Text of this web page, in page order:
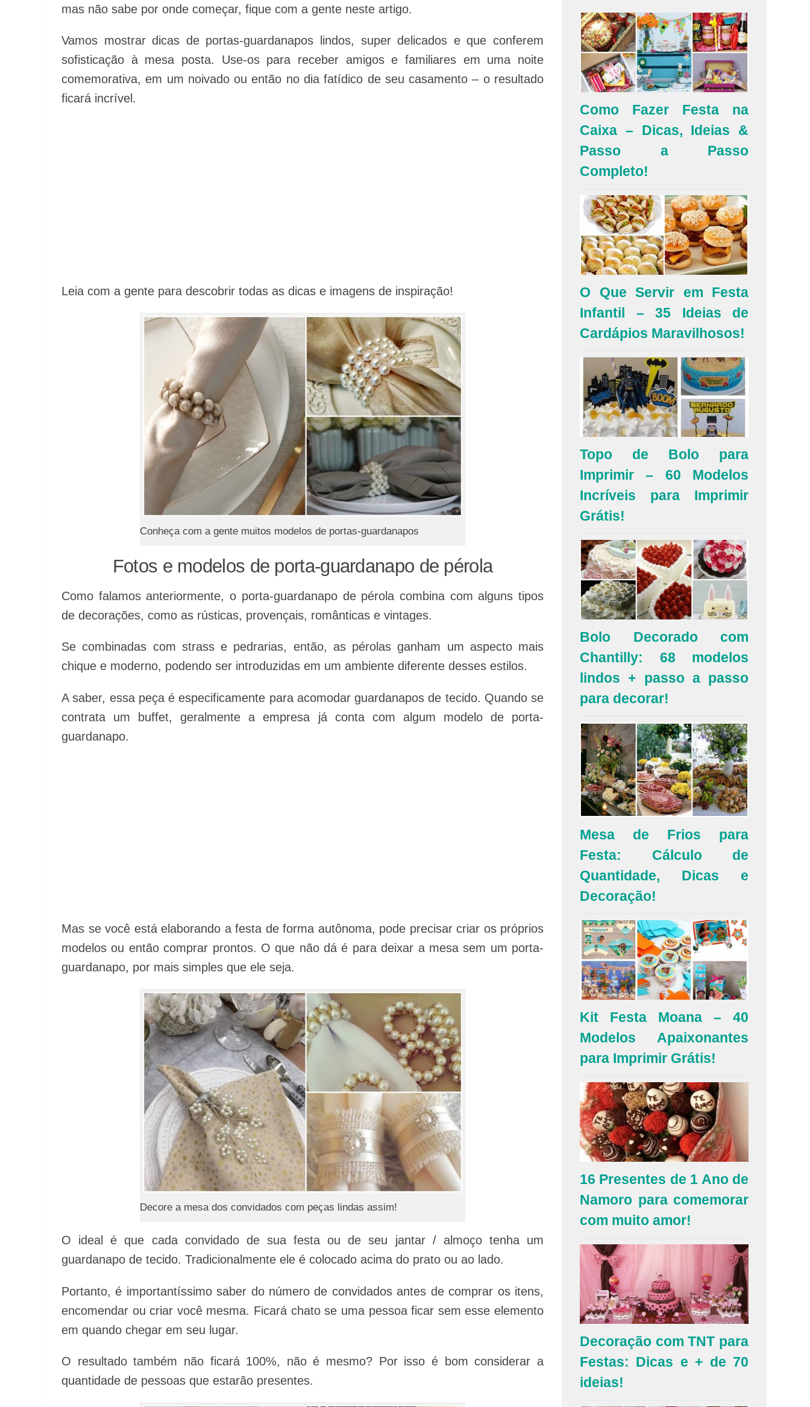
mas não sabe por onde começar, fique com a gente neste artigo.
Vamos mostrar dicas de portas-guardanapos lindos, super delicados e que conferem
sofisticação à mesa posta. Use-os para receber amigos e familiares em uma noite
comemorativa, em um noivado ou então no dia fatídico de seu casamento – o resultado
ficará incrível.
Leia com a gente para descobrir todas as dicas e imagens de inspiração!
Conheça com a gente muitos modelos de portas-guardanapos
Fotos e modelos de porta-guardanapo de pérola
Como falamos anteriormente, o porta-guardanapo de pérola combina com alguns tipos
de decorações, como as rústicas, provençais, românticas e vintages.
Se combinadas com strass e pedrarias, então, as pérolas ganham um aspecto mais
chique e moderno, podendo ser introduzidas em um ambiente diferente desses estilos.
A saber, essa peça é especificamente para acomodar guardanapos de tecido. Quando se
contrata um buffet, geralmente a empresa já conta com algum modelo de porta-
guardanapo.
Mas se você está elaborando a festa de forma autônoma, pode precisar criar os próprios
modelos ou então comprar prontos. O que não dá é para deixar a mesa sem um porta-
guardanapo, por mais simples que ele seja.
Decore a mesa dos convidados com peças lindas assim!
O ideal é que cada convidado de sua festa ou de seu jantar / almoço tenha um
guardanapo de tecido. Tradicionalmente ele é colocado acima do prato ou ao lado.
Portanto, é importantíssimo saber do número de convidados antes de comprar os itens,
encomendar ou criar você mesma. Ficará chato se uma pessoa ficar sem esse elemento
em quando chegar em seu lugar.
O resultado também não ficará 100%, não é mesmo? Por isso é bom considerar a
quantidade de pessoas que estarão presentes.
Como Fazer Festa na
Caixa – Dicas, Ideias &
Passo a Passo
Completo!
O Que Servir em Festa
Infantil – 35 Ideias de
Cardápios Maravilhosos!
Topo de Bolo para
Imprimir – 60 Modelos
Incríveis para Imprimir
Grátis!
Bolo Decorado com
Chantilly: 68 modelos
lindos + passo a passo
para decorar!
Mesa de Frios para
Festa: Cálculo de
Quantidade, Dicas e
Decoração!
Kit Festa Moana – 40
Modelos Apaixonantes
para Imprimir Grátis!
16 Presentes de 1 Ano de
Namoro para comemorar
com muito amor!
Decoração com TNT para
Festas: Dicas e + de 70
ideias!